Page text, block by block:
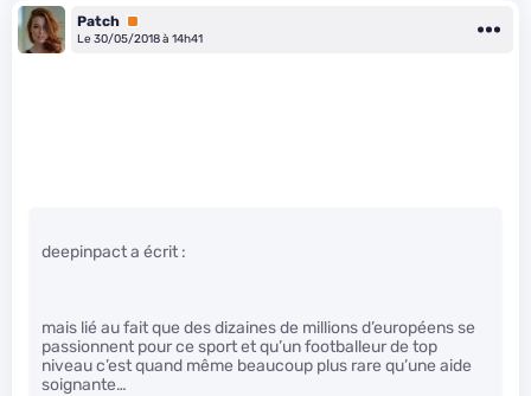
Patch Premium
Le 30/05/2018 à 14h41
deepinpact a écrit :
mais lié au fait que des dizaines de millions d’européens se
passionnent pour ce sport et qu’un footballeur de top
niveau c’est quand même beaucoup plus rare qu’une aide
soignante…